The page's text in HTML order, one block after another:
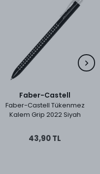
Faber-Castell
Faber-Castell Tükenmez
Kalem Grip 2022 Siyah
43,90 TL